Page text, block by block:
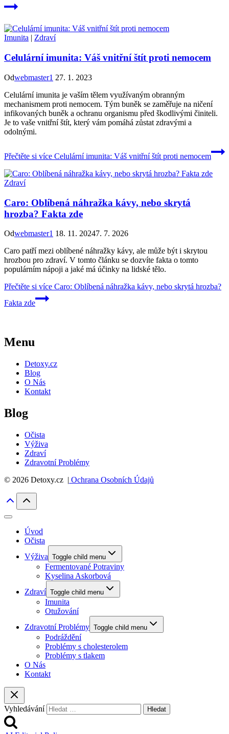
Imunita Zdraví
Celulární imunita: Váš vnitřní štít proti nemocem
Odwebmaster1 27. 1. 2023
Celulární imunita je vaším tělem využívaným obranným
mechanismem proti nemocem. Tým buněk se zaměřuje na ničení
infikovaných buněk a ochranu organismu před škodlivými činiteli.
Je to vaše vnitřní štít, který vám pomáhá zůstat zdravými a
odolnými.
Přečtěte si více Celulární imunita: Váš vnitřní štít proti nemocem
Zdraví
Caro: Oblíbená náhražka kávy, nebo skrytá
hrozba? Fakta zde
Odwebmaster1 18. 11. 20247. 7. 2026
Caro patří mezi oblíbené náhražky kávy, ale může být i skrytou
hrozbou pro zdraví. V tomto článku se dozvíte fakta o tomto
populárním nápoji a jaké má účinky na lidské tělo.
Přečtěte si více Caro: Oblíbená náhražka kávy, nebo skrytá hrozba?
Fakta zde
Menu
Detoxy.cz
Blog
O Nás
Kontakt
Blog
Očista
Výživa
Zdraví
Zdravotní Problémy
© 2026 Detoxy.cz | Ochrana Osobních Údajů
Úvod
Očista
Výživa Toggle child menu
Fermentované Potraviny
Kyselina Askorbová
Zdraví Toggle child menu
Imunita
Otužování
Zdravotní Problémy Toggle child menu
Podráždění
Problémy s cholesterolem
Problémy s tlakem
O Nás
Kontakt
Vyhledávání